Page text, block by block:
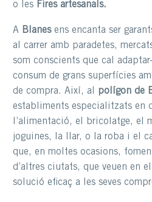
o les Fires artesanals.
A Blanesens encanta ser
al carrer amb paradetes,
som conscients que cal
consum de grans superfícies
de compra. Així, al polígon de
establiments especialitzats en
l’alimentació, el bricolatge, el
joguines, la llar, o la roba i el
que, en moltes ocasions,
d’altres ciutats, que veuen en el
solució eficaç a les seves